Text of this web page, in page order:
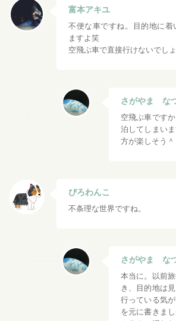
富本アキユ
不便な車ですね。目的地に着
ますよ笑
空飛ぶ車で直接行けないでし
さがやま な
空飛ぶ車です
泊してしまい
方が楽しそう＾
ぴろわんこ
不条理な世界ですね。
さがやま な
本当に。以前
き、目的地は
行っている気
を元に書きま